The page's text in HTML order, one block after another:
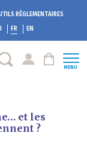
RÉGLEMENTAIRES
FR EN
MENU
et les
?